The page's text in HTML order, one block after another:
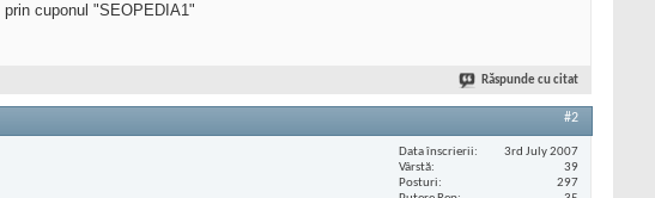
prin cuponul "SEOPEDIA1"
Răspunde cu citat
#2
Data înscrierii
3rd July 2007
Vârstă
39
Posturi
297